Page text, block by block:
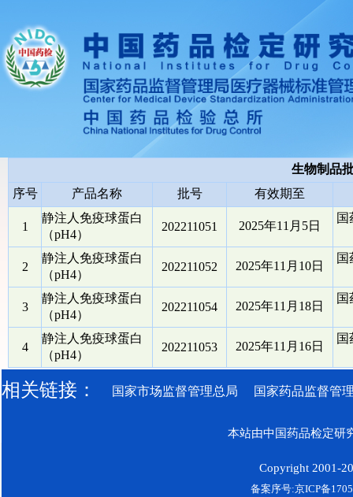
生物制品
序号
产品名称 批号 有效期至
1
静注人免疫球蛋白
（pH4）
202211051 2025年11月5日
国
2
静注人免疫球蛋白
（pH4）
202211052 2025年11月10日
国
3
静注人免疫球蛋白
（pH4）
202211054 2025年11月18日
国
4
静注人免疫球蛋白
（pH4）
202211053 2025年11月16日
国
相关链接： 国家市场监督管理总局 国家药品监督管
本站由中国药品检定研
Copyright 2001-
备案序号:京ICP备